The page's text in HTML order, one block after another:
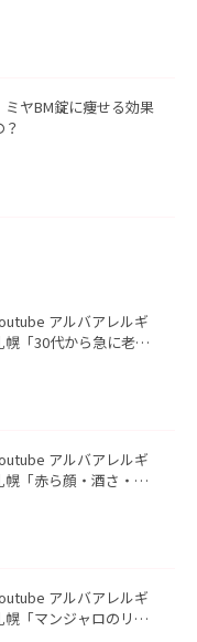
ミヤBM錠に痩せる効果
アルバアレルギ
「30代から急に老け
アルバアレルギ
幌「赤ら顔・酒さ・ニ
アルバアレルギ
幌「マンジャロのリア